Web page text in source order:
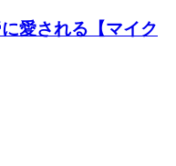
愛される【マイク